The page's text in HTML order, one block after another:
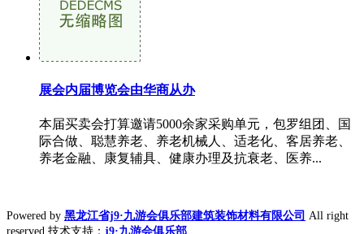
展会内届博览会由华商从办
本届买卖会打算邀请5000余家采购单元，包罗组团、国
际合做、聪慧养老、养老机械人、适老化、客居养老、
养老金融、康复辅具、健康办理及抗衰老、医养...
Powered by 黑龙江省j9·九游会俱乐部建筑装饰材料有限公司 All right
reserved 技术支持： j9·九游会俱乐部